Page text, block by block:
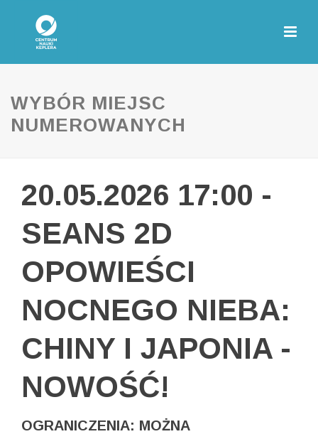
WYBÓR MIEJSC
NUMEROWANYCH
20.05.2026 17:00 -
SEANS 2D
OPOWIEŚCI
NOCNEGO NIEBA:
CHINY I JAPONIA -
NOWOŚĆ!
OGRANICZENIA: MOŻNA